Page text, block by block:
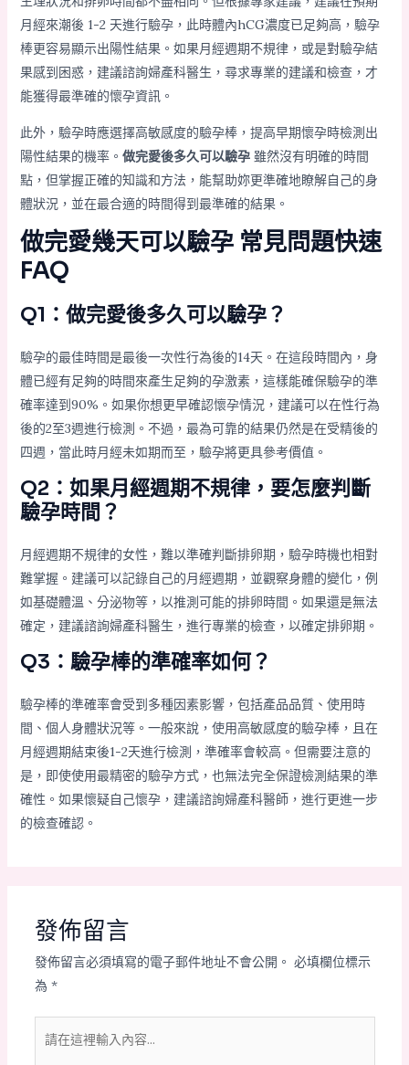
月經來潮後 1-2 天進行驗孕，此時體內hCG濃度已足夠高，驗孕
棒更容易顯示出陽性結果。如果月經週期不規律，或是對驗孕結
果感到困惑，建議諮詢婦產科醫生，尋求專業的建議和檢查，才
能獲得最準確的懷孕資訊。
此外，驗孕時應選擇高敏感度的驗孕棒，提高早期懷孕時檢測出
陽性結果的機率。 做完愛後多久可以驗孕雖然沒有明確的時間
點，但掌握正確的知識和方法，能幫助妳更準確地瞭解自己的身
體狀況，並在最合適的時間得到最準確的結果。
做完愛幾天可以驗孕 常見問題快速
FAQ
Q1：做完愛後多久可以驗孕？
驗孕的最佳時間是最後一次性行為後的14天。在這段時間內，身
體已經有足夠的時間來產生足夠的孕激素，這樣能確保驗孕的準
確率達到90%。如果你想更早確認懷孕情況，建議可以在性行為
後的2至3週進行檢測。不過，最為可靠的結果仍然是在受精後的
四週，當此時月經未如期而至，驗孕將更具參考價值。
Q2：如果月經週期不規律，要怎麼判斷
驗孕時間？
月經週期不規律的女性，難以準確判斷排卵期，驗孕時機也相對
難掌握。建議可以記錄自己的月經週期，並觀察身體的變化，例
如基礎體溫、分泌物等，以推測可能的排卵時間。如果還是無法
確定，建議諮詢婦產科醫生，進行專業的檢查，以確定排卵期。
Q3：驗孕棒的準確率如何？
驗孕棒的準確率會受到多種因素影響，包括產品品質、使用時
間、個人身體狀況等。一般來說，使用高敏感度的驗孕棒，且在
月經週期結束後1-2天進行檢測，準確率會較高。但需要注意的
是，即使使用最精密的驗孕方式，也無法完全保證檢測結果的準
確性。如果懷疑自己懷孕，建議諮詢婦產科醫師，進行更進一步
的檢查確認。
發佈留言
發佈留言必須填寫的電子郵件地址不會公開。 必填欄位標示
為 *
在